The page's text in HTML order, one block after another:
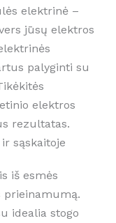
elektrinė –
jūsų elektros
palyginti su
elektros
rezultatas.
sąskaitoje
iš esmės
prieinamumą.
idealia stogo